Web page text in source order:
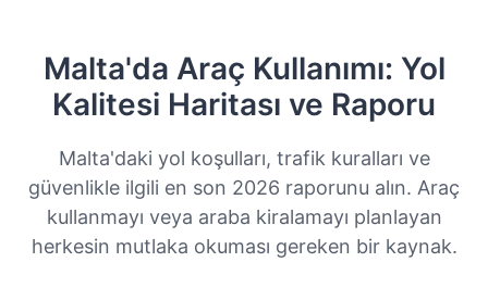
Malta'da Araç Kullanımı: Yol
Kalitesi Haritası ve Raporu
Malta'daki yol koşulları, trafik kuralları ve
güvenlikle ilgili en son 2026 raporunu alın. Araç
kullanmayı veya araba kiralamayı planlayan
herkesin mutlaka okuması gereken bir kaynak.